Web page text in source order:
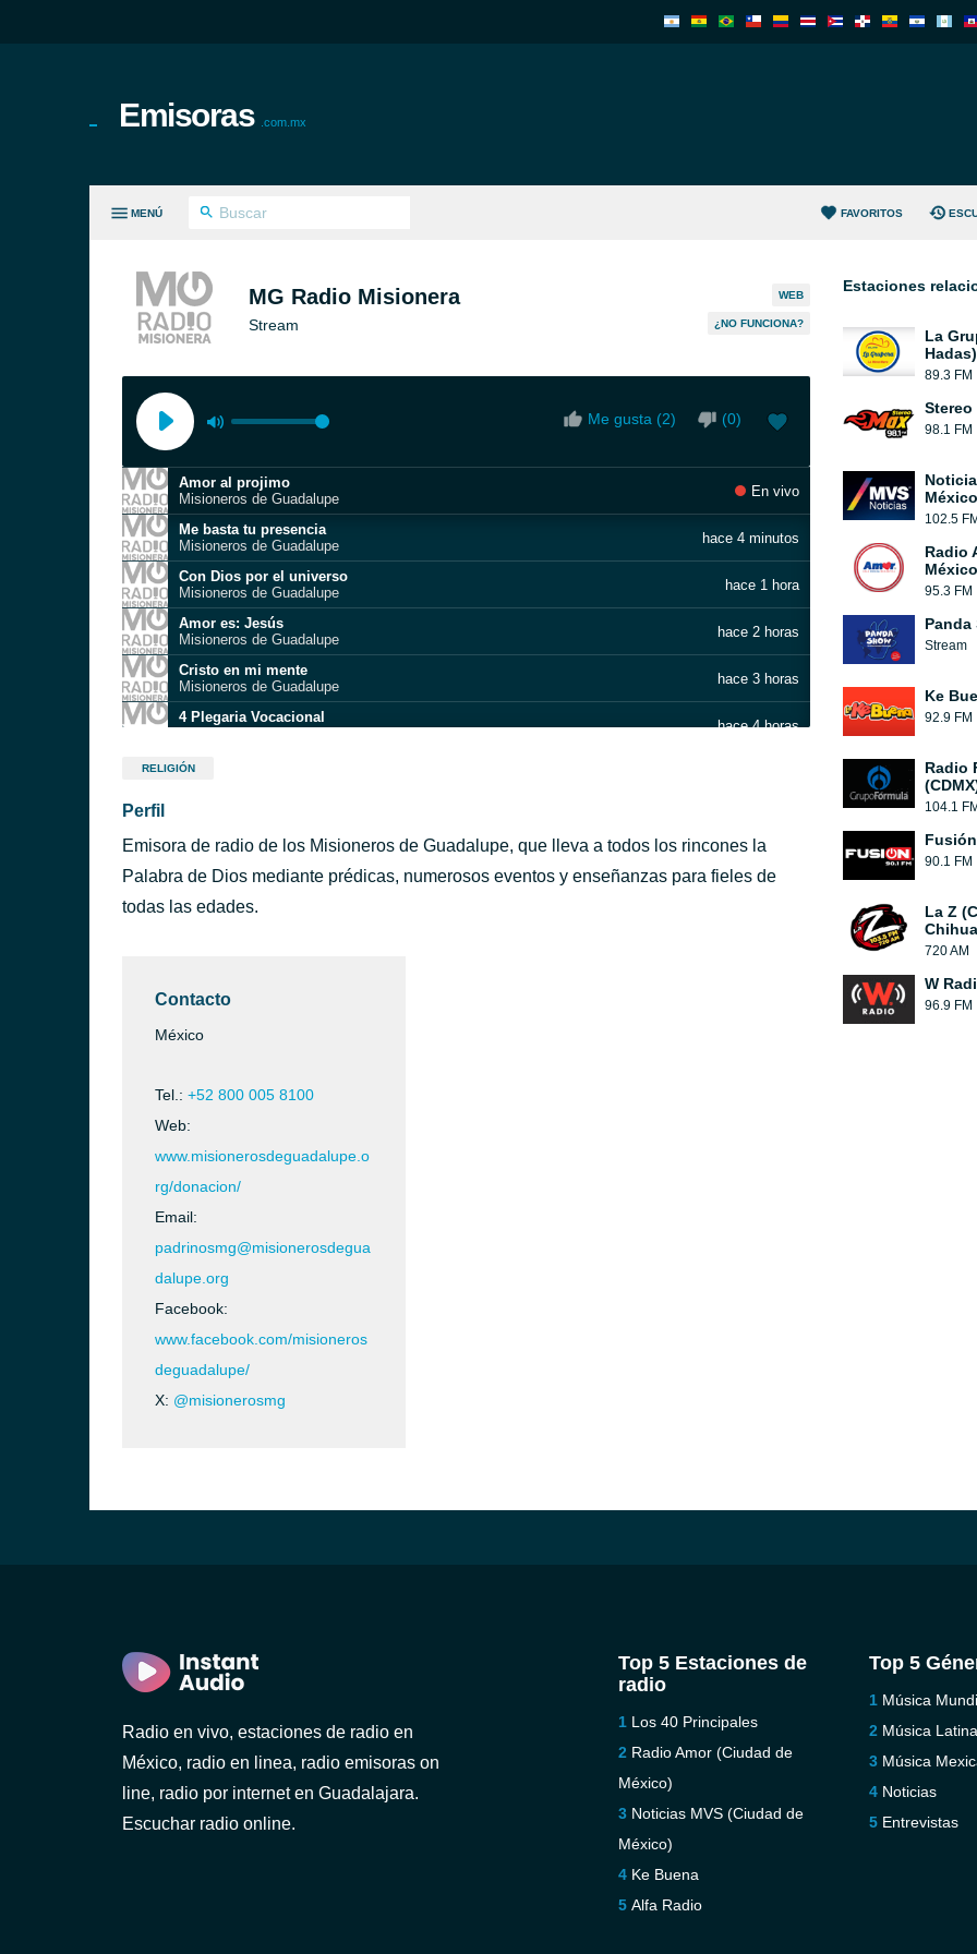
Emisoras .com.mx
MENÚ FAVORITOS
MG Radio Misionera
Stream
WEB
¿NO FUNCIONA?
Me gusta (2) (0)
Amor al projimo
Misioneros de Guadalupe
En vivo
Me basta tu presencia
Misioneros de Guadalupe
hace 4 minutos
Con Dios por el universo
Misioneros de Guadalupe
hace 1 hora
Amor es: Jesús
Misioneros de Guadalupe
hace 2 horas
Cristo en mi mente
Misioneros de Guadalupe
hace 3 horas
4 Plegaria Vocacional
hace 4 horas
Cristo, yo ¡te amo!
Misioneros de Guadalupe
hace 6 horas
Juntos con el Señor
RELIGIÓN
Perfil
Emisora de radio de los Misioneros de Guadalupe, que lleva a todos los rincones la
Palabra de Dios mediante prédicas, numerosos eventos y enseñanzas para fieles de
todas las edades.
Contacto
México
Tel.: +52 800 005 8100
Web:
www.misionerosdeguadalupe.o
rg/donacion/
Email:
padrinosmg@misionerosdegua
dalupe.org
Facebook:
www.facebook.com/misioneros
deguadalupe/
X: @misionerosmg
Estaciones
La
Hadas)
89.3 FM
Stereo
98.1 FM
102.5
Radio
95.3 FM
Panda
Stream
Ke
92.9 FM
Radio
104.1
Fusión
90.1 FM
La Z
720 AM
W
96.9 FM
Radio en vivo, estaciones de radio en
México, radio en linea, radio emisoras on
line, radio por internet en Guadalajara.
Escuchar radio online.
Top 5 Estaciones de
radio
Los 40 Principales
Radio Amor (Ciudad de
México)
Noticias MVS (Ciudad de
México)
Ke Buena
Alfa Radio
Top 5
Música
Música
Música
Noticias
Entrevistas